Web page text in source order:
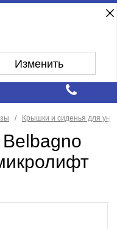
Изменить
Крышки и сиденья для